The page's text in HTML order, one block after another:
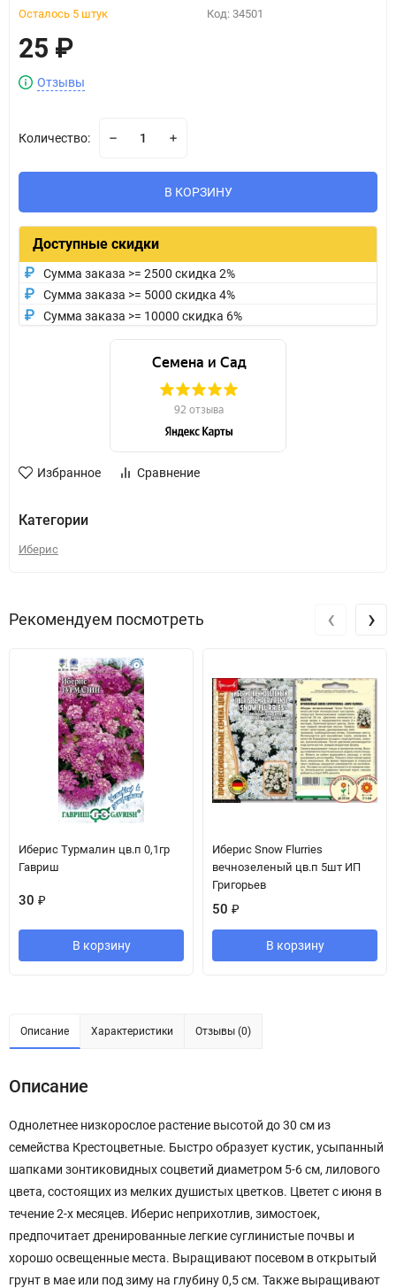
Осталось 5 штук Код: 34501
25 ₽
Отзывы
Количество:
В КОРЗИНУ
Доступные скидки
Сумма заказа >= 2500 скидка 2%
Сумма заказа >= 5000 скидка 4%
Сумма заказа >= 10000 скидка 6%
Избранное Сравнение
Категории
Иберис
Рекомендуем посмотреть
Иберис Турмалин цв.п 0,1гр
Гавриш
30 ₽
В корзину
Иберис Snow Flurries
вечнозеленый цв.п 5шт ИП
Григорьев
50 ₽
В корзину
‹ ›
Описание Характеристики Отзывы (0)
Описание
Однолетнее низкорослое растение высотой до 30 см из
семейства Крестоцветные. Быстро образует кустик, усыпанный
шапками зонтиковидных соцветий диаметром 5-6 см, лилового
цвета, состоящих из мелких душистых цветков. Цветет с июня в
течение 2-х месяцев. Иберис неприхотлив, зимостоек,
предпочитает дренированные легкие суглинистые почвы и
хорошо освещенные места. Выращивают посевом в открытый
грунт в мае или под зиму на глубину 0,5 см. Также выращивают